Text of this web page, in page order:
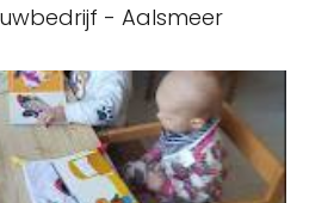
- Aalsmeer